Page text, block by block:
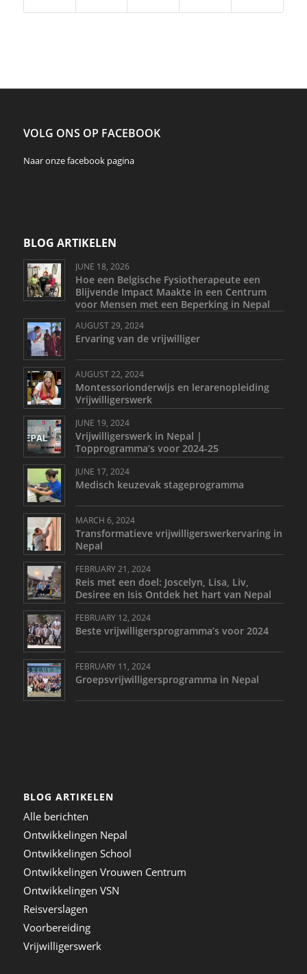
VOLG ONS OP FACEBOOK
Naar onzefacebookpagina
BLOG ARTIKELEN
JUNE 18, 2026
Hoe een Belgische Fysiotherapeute een
Blijvende Impact Maakte in een Centrum
voor Mensen met een Beperking in Nepal
AUGUST 29, 2024
Ervaring van de vrijwilliger
AUGUST 22, 2024
Montessorionderwijs en lerarenopleiding
Vrijwilligerswerk
JUNE 19, 2024
Vrijwilligerswerk in Nepal |
Topprogramma’s voor 2024-25
JUNE 17, 2024
Medisch keuzevak stageprogramma
MARCH 6, 2024
Transformatieve vrijwilligerswerkervaring in
Nepal
FEBRUARY 21, 2024
Reis met een doel: Joscelyn, Lisa, Liv,
Desiree en Isis Ontdek het hart van Nepal
FEBRUARY 12, 2024
Beste vrijwilligersprogramma’s voor 2024
FEBRUARY 11, 2024
Groepsvrijwilligersprogramma in Nepal
BLOG ARTIKELEN
Alle berichten
Ontwikkelingen Nepal
Ontwikkelingen School
Ontwikkelingen Vrouwen Centrum
Ontwikkelingen VSN
Reisverslagen
Voorbereiding
Vrijwilligerswerk